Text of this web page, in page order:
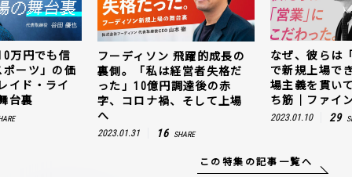
躍的成長の
営者失格だ
達後の赤
そして上場
なぜ、彼らは「動画領域」
で新規上場できたのか。現
場主義を貫いて見つけた勝
ち筋｜ファインズ 三輪幸将
2023.01.10
キャッシュ残
じ抜いた「e
値。ウェルプ
ゼスト上場の
2023.03.20 5
この特集の記事一覧へ